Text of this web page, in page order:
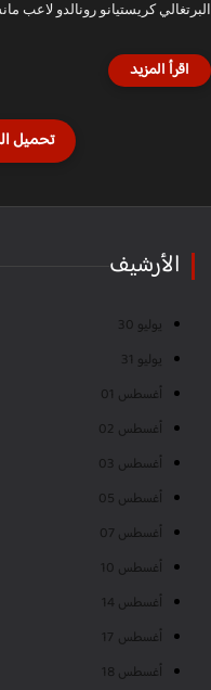
البرتغالي كريستيانو رونالدو
الأرشيف
يوليو 30
يوليو 31
أغسطس 01
أغسطس 02
أغسطس 03
أغسطس 05
أغسطس 07
أغسطس 10
أغسطس 14
أغسطس 17
أغسطس 18